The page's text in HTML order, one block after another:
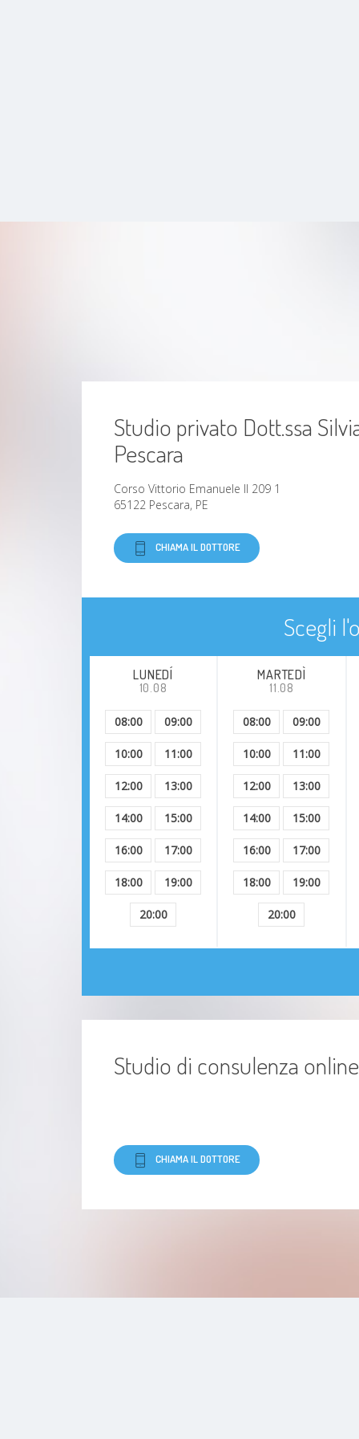
Studio privato Dott.ssa
Pescara
Corso Vittorio Emanuele II 209 1
65122 Pescara, PE
CHIAMA IL DOTTORE
Scegli
LUNEDÍ
10.08
08:00 09:00
10:00 11:00
12:00 13:00
14:00 15:00
16:00 17:00
18:00 19:00
20:00
MARTEDÌ
11.08
08:00 09:00
10:00 11:00
12:00 13:00
14:00 15:00
16:00 17:00
18:00 19:00
20:00
Studio di consulenza online
CHIAMA IL DOTTORE